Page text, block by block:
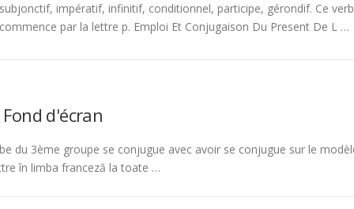
subjonctif, impératif, infinitif, conditionnel, participe, gérondif. Ce
commence par la lettre p. Emploi Et Conjugaison Du Present De L …
d'écran
du 3ème groupe se conjugue avec avoir se conjugue sur le
în limba franceză la toate …